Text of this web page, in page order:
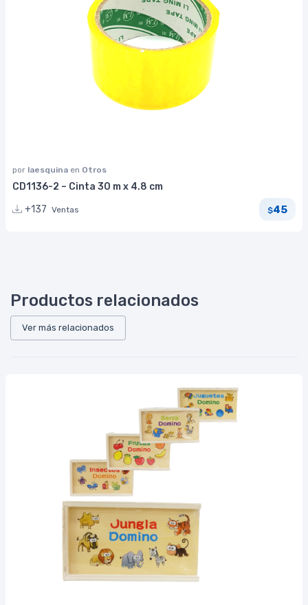
por laesquina en Otros
CD1136-2 – Cinta 30 m x 4.8 cm
+137 Ventas $45
Productos relacionados
Ver más relacionados